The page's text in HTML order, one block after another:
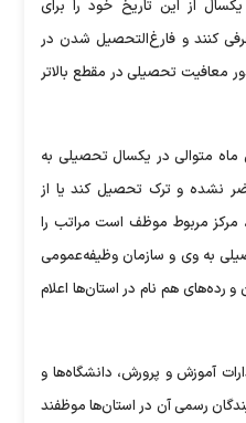
از این تاریخ خود را برای
کنند و فارغ‌التحصیل شدن در
معافیت تحصیلی در مقطع بالاتر
متوالی در یکسال تحصیلی به
نشده و ترک تحصیل کند یا از
مرکز مربوط موظف است مراتب را
به وی و سازمان وظیفه‌عمومی
رده‌های هم نام در استان‌ها اعلام
آموزش و پرورش، دانشگاه‌ها و
رسمی آن در استان‌ها موظفند